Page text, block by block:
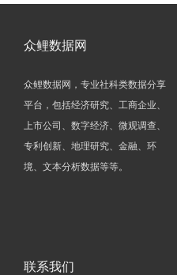
众鲤数据网
众鲤数据网，专业社科类数据分享
平台，包括经济研究、工商企业、
上市公司、数字经济、微观调查、
专利创新、地理研究、金融、环
境、文本分析数据等等。
联系我们